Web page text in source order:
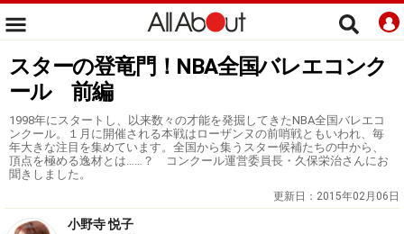
スターの登竜門！NBA全国バレエコンク
ール 前編
1998年にスタートし、以来数々の才能を発掘してきたNBA全国バレエコ
ンクール。１月に開催される本戦はローザンヌの前哨戦ともいわれ、毎
年大きな注目を集めています。全国から集うスター候補たちの中から、
頂点を極める逸材とは……？ コンクール運営委員長・久保栄治さんにお
聞きしました。
更新日： 2015年02月06日
小野寺 悦子